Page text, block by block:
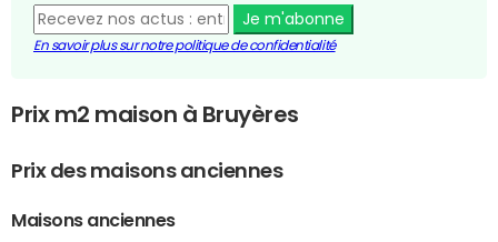
Je m'abonne
En savoir plus sur notre politique de confidentialité
Prix m2 maison à Bruyères
Prix des maisons anciennes
Maisons anciennes